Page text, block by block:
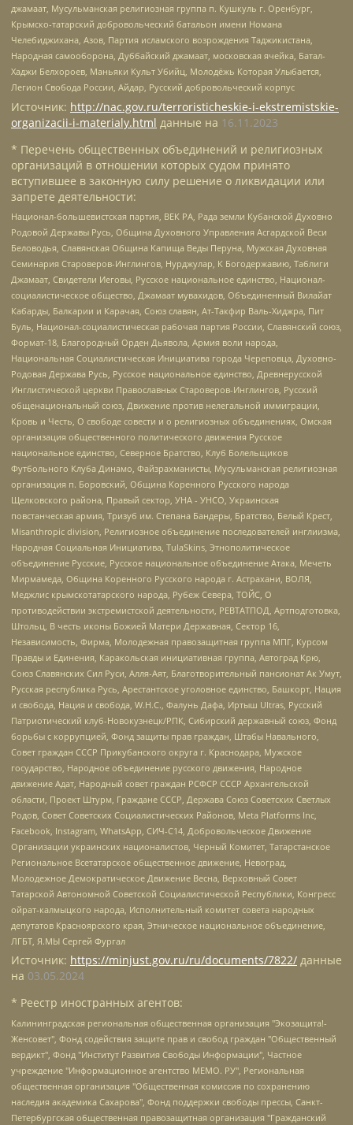
джамаат, Мусульманская религиозная группа п. Кушкуль г. Оренбург,
Крымско-татарский добровольческий батальон имени Номана
Челебиджихана, Азов, Партия исламского возрождения Таджикистана,
Народная самооборона, Дуббайский джамаат, московская ячейка, Батал-
Хаджи Белхороев, Маньяки Культ Убийц, Молодёжь Которая Улыбается,
Легион Свобода России, Айдар, Русский добровольческий корпус
Источник: http://nac.gov.ru/terroristicheskie-i-ekstremistskie-
organizacii-i-materialy.html данные на 16.11.2023
* Перечень общественных объединений и религиозных
организаций в отношении которых судом принято
вступившее в законную силу решение о ликвидации или
запрете деятельности:
Национал-большевистская партия, ВЕК РА, Рада земли Кубанской Духовно
Родовой Державы Русь, Община Духовного Управления Асгардской Веси
Беловодья, Славянская Община Капища Веды Перуна, Мужская Духовная
Семинария Староверов-Инглингов, Нурджулар, К Богодержавию, Таблиги
Джамаат, Свидетели Иеговы, Русское национальное единство, Национал-
социалистическое общество, Джамаат мувахидов, Объединенный Вилайат
Кабарды, Балкарии и Карачая, Союз славян, Ат-Такфир Валь-Хиджра, Пит
Буль, Национал-социалистическая рабочая партия России, Славянский союз,
Формат-18, Благородный Орден Дьявола, Армия воли народа,
Национальная Социалистическая Инициатива города Череповца, Духовно-
Родовая Держава Русь, Русское национальное единство, Древнерусской
Инглистической церкви Православных Староверов-Инглингов, Русский
общенациональный союз, Движение против нелегальной иммиграции,
Кровь и Честь, О свободе совести и о религиозных объединениях, Омская
организация общественного политического движения Русское
национальное единство, Северное Братство, Клуб Болельщиков
Футбольного Клуба Динамо, Файзрахманисты, Мусульманская религиозная
организация п. Боровский, Община Коренного Русского народа
Щелковского района, Правый сектор, УНА - УНСО, Украинская
повстанческая армия, Тризуб им. Степана Бандеры, Братство, Белый Крест,
Misanthropic division, Религиозное объединение последователей инглиизма,
Народная Социальная Инициатива, TulaSkins, Этнополитическое
объединение Русские, Русское национальное объединение Атака, Мечеть
Мирмамеда, Община Коренного Русского народа г. Астрахани, ВОЛЯ,
Меджлис крымскотатарского народа, Рубеж Севера, ТОЙС, О
противодействии экстремистской деятельности, РЕВТАТПОД, Артподготовка,
Штольц, В честь иконы Божией Матери Державная, Сектор 16,
Независимость, Фирма, Молодежная правозащитная группа МПГ, Курсом
Правды и Единения, Каракольская инициативная группа, Автоград Крю,
Союз Славянских Сил Руси, Алля-Аят, Благотворительный пансионат Ак Умут,
Русская республика Русь, Арестантское уголовное единство, Башкорт, Нация
и свобода, Нация и свобода, W.H.С., Фалунь Дафа, Иртыш Ultras, Русский
Патриотический клуб-Новокузнецк/РПК, Сибирский державный союз, Фонд
борьбы с коррупцией, Фонд защиты прав граждан, Штабы Навального,
Совет граждан СССР Прикубанского округа г. Краснодара, Мужское
государство, Народное объединение русского движения, Народное
движение Адат, Народный совет граждан РСФСР СССР Архангельской
области, Проект Штурм, Граждане СССР, Держава Союз Советских Светлых
Родов, Совет Советских Социалистических Районов, Meta Platforms Inc,
Facebook, Instagram, WhatsApp, СИЧ-С14, Добровольческое Движение
Организации украинских националистов, Черный Комитет, Татарстанское
Региональное Всетатарское общественное движение, Невоград,
Молодежное Демократическое Движение Весна, Верховный Совет
Татарской Автономной Советской Социалистической Республики, Конгресс
ойрат-калмыцкого народа, Исполнительный комитет совета народных
депутатов Красноярского края, Этническое национальное объединение,
ЛГБТ, Я.МЫ Сергей Фургал
Источник: https://minjust.gov.ru/ru/documents/7822/ данные
на 03.05.2024
* Реестр иностранных агентов:
Калининградская региональная общественная организация "Экозащита!-Женсовет", Фонд содействия защите прав и свобод граждан "Общественный вердикт", Фонд "Институт Развития Свободы Информации", Частное учреждение "Информационное агентство МЕМО. РУ", Региональная общественная организация "Общественная комиссия по сохранению наследия академика Сахарова", Фонд поддержки свободы прессы, Санкт-Петербургская общественная правозащитная организация "Гражданский контроль", Межрегиональная общественная организация "Информационно-просветительский центр "Мемориал", Региональный Фонд "Центр Защиты Прав Средств Массовой Информации", с 05.12.2023 Фонд "Центр Защиты Прав Средств массовой информации", Региональная общественная благотворительная организация помощи беженцам и мигрантам "Гражданское содействие", Негосударственное образовательное учреждение дополнительного профессионального образования (повышение квалификации) специалистов "АКАДЕМИЯ ПО ПРАВАМ ЧЕЛОВЕКА", Свердловская региональная общественная организация "Сутяжник", Автономная некоммерческая организация "Центр независимых социологических исследований", Союз общественных объединений "Российский исследовательский центр по правам человека", Региональное общественное учреждение научно-информационный центр "МЕМОРИАЛ", Некоммерческая организация "Фонд защиты гласности", Автономная некоммерческая организация "Институт прав человека", Городская общественная организация "Екатеринбургское общество "МЕМОРИАЛ", Городская общественная организация "Рязанское историко-просветительское и правозащитное общество "Мемориал" (Рязанский Мемориал), Челябинский региональный орган общественной самодеятельности – женское общественное объединение "Женщины Евразии", Челябинский региональный орган общественной самодеятельности "Уральская правозащитная группа", Фонд содействия защите здоровья и социальной справедливости имени Андрея Рылькова, Автономная Некоммерческая Организация "Аналитический Центр Юрия Левады", Автономная некоммерческая организация социальной поддержки населения "Проект Апрель", Региональная общественная организация помощи женщинам и детям, находящимся в кризисной ситуации "Информационно-методический центр "Анна", Фонд содействия развитию массовых коммуникаций и правовому просвещению "Так-так-Так", Фонд содействия устойчивому развитию "Серебряная тайга", Свердловский региональный общественный фонд социальных проектов "Новое время", "Idel.Реалии", Кавказ.Реалии, Крым.Реалии, Телеканал Настоящее Время, Татаро-башкирская служба Радио Свобода (Azatliq Radiosi), Радио Свободная Европа/Радио Свобода (PCE/PC), "Сибирь.Реалии", "Фактограф", Благотворительный фонд помощи осужденным и их семьям, Автономная некоммерческая организация "Институт глобализации и социальных движений", Фонд "В защиту прав заключенных", Частное учреждение "Центр поддержки и содействия развитию средств массовой информации", Пензенский региональный общественный благотворительный фонд "Гражданский союз", "Север.Реалии", Некоммерческая организация Фонд "Правовая инициатива", Общество с ограниченной ответственностью "Радио Свободная Европа/Радио Свобода", Чешское информационное агентство "MEDIUM-ORIENT", Красноярская региональная общественная организация "Мы против СПИДа", Камалягин Денис Николаевич, Маркелов Сергей Евгеньевич, Пономарев Лев Александрович, Савицкая Людмила Алексеевна, Автономная некоммерческая организация "Центр по работе с проблемой насилия "НАСИЛИЮ.НЕТ", Межрегиональный профессиональный союз работников здравоохранения "Альянс врачей", Юридическое лицо, зарегистрированное в Латвийской Республике, SIA "Medusa Project" (регистрационный номер 40103797863, дата регистрации 10.06.2014), Некоммерческая организация "Фонд по борьбе с коррупцией", Автономная некоммерческая организация "Институт права и публичной политики", Баданин Роман Сергеевич, Гликин Максим Александрович, Железнова Мария Михайловна, Лукьянова Юлия Сергеевна, Маетная Елизавета Витальевна, Маняхин Петр Борисович, Чуракова Ольга Владимировна, Ярош Юлия Петровна, Юридическое лицо "The Insider SIA", зарегистрированное в Риге, Латвийская Республика (дата регистрации 26.06.2015), являющееся администратором доменного имени интернет-издания "The Insider SIA", https://theins.ru, Постернак Алексей Евгеньевич, Рубин Михаил Аркадьевич, Анин Роман Александрович, Юридическое лицо Istories fonds, зарегистрированное в Латвийской Республике (регистрационный номер 50008295751, дата регистрации 24.02.2020), Великовский Дмитрий Александрович, Долинина Ирина Николаевна, Мароховская Алеся Алексеевна, Шлейнов Роман Юрьевич, Шмагун Олеся Валентиновна, Общество с ограниченной ответственностью "Альтаир 2021", Общество с ограниченной ответственностью "Вега 2021", Общество с ограниченной ответственностью "Главный редактор 2021", Общество с ограниченной ответственностью "Ромашки монолит", Важенков Артем Валерьевич, Ивановская областная общественная организация "Центр гендерных исследований", Гурман Юрий Альбертович, Медиапроект "ОВД-Инфо", Егоров Владимир Владимирович, Жилинский Владимир Александрович, Общество с ограниченной ответственностью "ЗП", Иванова София Юрьевна, Карезина Инна Павловна, Кильтау Екатерина Викторовна, Петров Алексей Викторович, Пискунов Сергей Евгеньевич, Смирнов Сергей Сергеевич, Тихонов Михаил Сергеевич, Общество с ограниченной ответственностью "ЖУРНАЛИСТ-ИНОСТРАННЫЙ АГЕНТ", Арапова Галина Юрьевна, Вольтская Татьяна Анатольевна, Американская компания "Mason G.E.S. Anonymous Foundation" (США), являющаяся владельцем интернет-издания https://mnews.world/, Компания "Stichting Bellingcat", зарегистрированная в Нидерландах (дата регистрации 11.07.2018), Захаров Андрей Вячеславович, Клепиковская Екатерина Дмитриевна, Общество с ограниченной ответственностью "МЕМО", Перл Роман Александрович, Симонов Евгений Алексеевич, Соловьева Елена Анатольевна, Сотников Даниил Владимирович, Сурначева Елизавета Дмитриевна, Автономная некоммерческая организация по защите прав человека и информированию населения "Якутия – Наше Мнение", Общество с ограниченной ответственностью "Москоу диджитал медиа", с 26.01.2023 Общество с ограниченной ответственностью "Чайка Белые сады", Ветошкина Валерия Валерьевна, Заговора Максим Александрович, Межрегиональное общественное движение "Российская ЛГБТ - сеть", Оленичев Максим Владимирович, Павлов Иван Юрьевич, Скворцова Елена Сергеевна, Общество с ограниченной ответственностью "Как бы инагент", Кочетков Игорь Викторович, Общество с ограниченной ответственностью "Честные выборы", Еланчик Олег Александрович, Общество с ограниченной ответственностью "Нобелевский призыв", Гималова Регина Эмилевна, Григорьев Андрей Валерьевич, Григорьева Алина Александровна, Ассоциация по содействию защите прав призывников, альтернативнослужащих и военнослужащих "Правозащитная группа "Гражданин.Армия.Право", Хисамова Регина Фаритовна, Автономная некоммерческая организация по реализации социально-правовых программ "Лилит", Дальневосточное общественное движение "Маяк", Санкт-Петербургская ЛГБТ-инициативная группа "Выход", Инициативная группа ЛГБТ+ "Реверс", Алексеев Андрей Викторович, Бекбулатова Таисия Львовна, Беляев Иван Михайлович, Владыкина Елена Сергеевна, Гельман Марат Александрович, Никульшина Вероника Юрьевна, Толоконникова Надежда Андреевна, Шендерович Виктор Анатольевич, Общество с ограниченной ответственностью "Данное сообщение", Общество с ограниченной ответственностью Издательский дом "Новая глава", Айнбиндер Александра Александровна, Московский комьюнити-центр для ЛГБТ+инициатив, Благотворительный фонд развития филантропии, Deutsche Welle (Германия, Kurt-Schumacher-Strasse 3, 53113 Bonn), Борзунова Мария Михайловна, Воробьев Виктор Викторович, Голубева Анна Львовна, Константинова Алла Михайловна, Малкова Ирина Владимировна, Мурадов Мурад Абдулгалимович, Осетинская Елизавета Николаевна, Понасенков Евгений Николаевич, Ганапольский Матвей Юрьевич, Киселев Евгений Алексеевич, Борухович Ирина Григорьевна, Дремин Иван Тимофеевич, Дубровский Дмитрий Викторович, Красноярская региональная общественная организация поддержки и развития альтернативных образовательных технологий и межкультурных коммуникаций "ИНТЕРРА", Маяковская Екатерина Алексеевна, Фейгин Марк Захарович, Филимонов Андрей Викторович, Дзугкоева Регина Николаевна, Доброхотов Роман Александрович, Дудь Юрий Александрович, Елкин Сергей Владимирович, Кругликов Кирилл Игоревич, Сабунаева Мария Леонидовна, Семенов Алексей Владимирович, Шаинян Карен Багратович, Шульман Екатерина Михайловна, Асафьев Артур Валерьевич, Вахштайн Виктор Семенович, Венедиктов Алексей Алексеевич, Лушникова Екатерина Евгеньевна, Волков Леонид Михайлович, Невзоров Александр Глебович, Пархоменко Сергей Борисович, Сироткин Ярослав Николаевич, Кара-Мурза Владимир Владимирович, Баранова Наталья Владимировна, Гозман Леонид Яковлевич, Кагарлицкий Борис Юльевич, Климарев Михаил Валерьевич, Милов Владимир Станиславович, Автономная некоммерческая организация Краснодарский центр современного искусства "Типография", Моргенштерн Алишер Тагирович, Соболь Любовь Эдуардовна, Общество с ограниченной ответственностью "ЛИЗА НОРМ", Каспаров Гарри Кимович, Ходорковский Михаил Борисович, Общество с ограниченной ответственностью "Апрельские тезисы", Данилович Ирина Брониславовна, Кашин Олег Владимирович, Петров Николай Владимирович, Пивоваров Алексей Владимирович, Соколов Михаил Владимирович, Цветкова Юлия Владимировна, Чичваркин Евгений Александрович, Комитет против пыток/Команда против пыток, Общество с ограниченной ответственностью "Первый научный", Общество с ограниченной ответственностью "Вертолет и ко", Белоцерковская Вероника Борисовна, Кац Максим Евгеньевич, Лазарева Татьяна Юрьевна, Шаведдинов Руслан Табризович, Яшин Илья Валерьевич, Общество с ограниченной ответственностью "Иноагент ААВ", Алешковский Дмитрий Петрович, Альбац Евгения Марковна, Быков Дмитрий Львович, Галямина Юлия Евгеньевна, Лойко Сергей Леонидович, Мартынов Кирилл Константинович, Медведев Сергей Александрович, Крашенинников Федор Геннадиевич, Гордеева Катерина Вл